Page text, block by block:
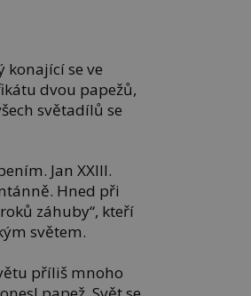
konající se ve
dvou papežů,
světadílů se
Jan XXIII.
Hned při
záhuby“, kteří
světem.
příliš mnoho